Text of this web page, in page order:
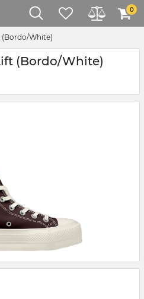
0
(Bordo/White)
(Bordo/White)